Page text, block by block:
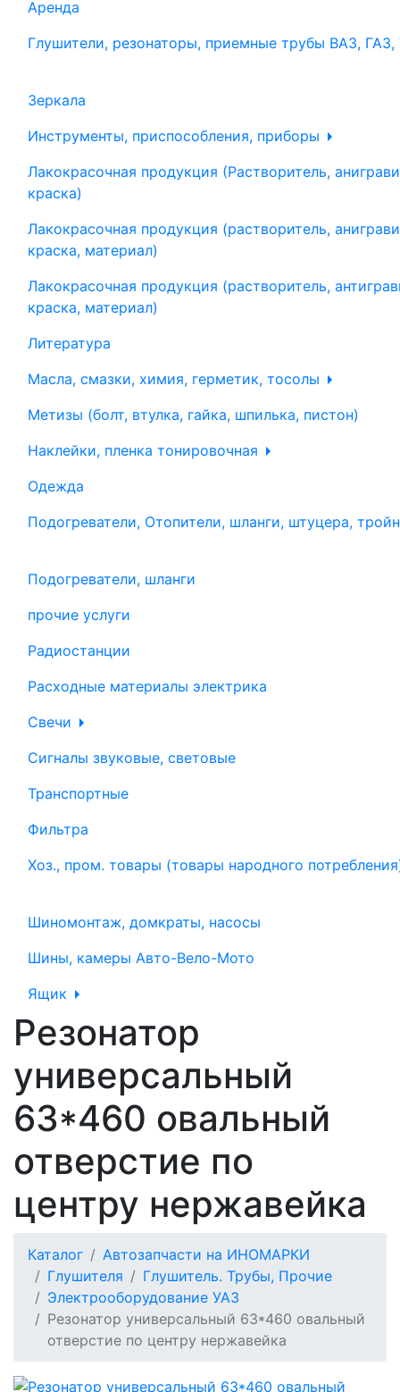
Аренда
Глушители, резонаторы, приемные трубы ВАЗ, ГАЗ,
Зеркала
Инструменты, приспособления, приборы
Лакокрасочная продукция (Растворитель,
краска)
Лакокрасочная продукция (растворитель,
краска, материал)
Лакокрасочная продукция (растворитель,
краска, материал)
Литература
Масла, смазки, химия, герметик, тосолы
Метизы (болт, втулка, гайка, шпилька, пистон)
Наклейки, пленка тонировочная
Одежда
Подогреватели, Отопители, шланги, штуцера,
Подогреватели, шланги
прочие услуги
Радиостанции
Расходные материалы электрика
Свечи
Сигналы звуковые, световые
Транспортные
Фильтра
Хоз., пром. товары (товары народного
Шиномонтаж, домкраты, насосы
Шины, камеры Авто-Вело-Мото
Ящик
Резонатор
универсальный
63*460 овальный
отверстие по
центру нержавейка
Каталог
Автозапчасти на ИНОМАРКИ
Глушителя
Глушитель. Трубы, Прочие
Электрооборудование УАЗ
Резонатор универсальный 63*460 овальный
отверстие по центру нержавейка